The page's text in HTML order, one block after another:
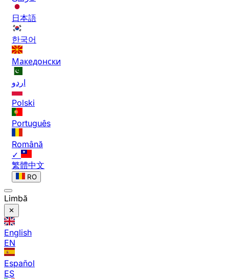
日本語
한국어
Македонски
اردو
Polski
Português
Română
✓
繁體中文
RO
Limbă
English
EN
Español
ES